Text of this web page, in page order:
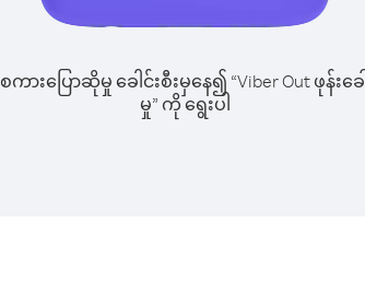
စကားပြောဆိုမှု ခေါင်းစီးမှနေ၍ “Viber Out ဖုန်းခေါ်
မှု” ကို ရွေးပါ